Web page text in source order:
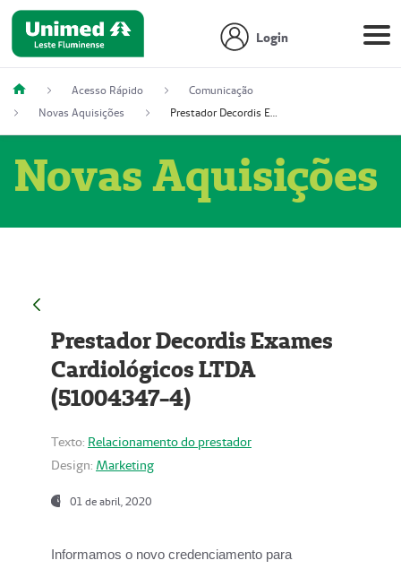
Login
Acesso Rápido
Comunicação
Novas Aquisições
Prestador Decordis Exames Cardiológicos LTDA (51004347-4)
Novas Aquisições
Prestador Decordis Exames
Cardiológicos LTDA
(51004347-4)
Texto: Relacionamento do prestador
Design: Marketing
01 de abril, 2020
Informamos o novo credenciamento para